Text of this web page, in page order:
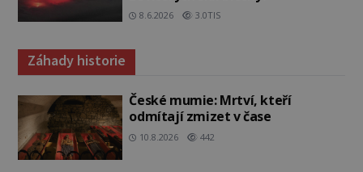
8.6.2026 3.0TIS
Záhady historie
České mumie: Mrtví, kteří
odmítají zmizet v čase
10.8.2026 442